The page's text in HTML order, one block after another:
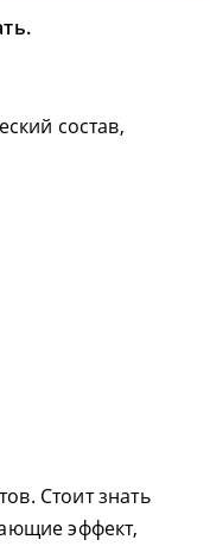
состав,
Стоит знать
эффект,